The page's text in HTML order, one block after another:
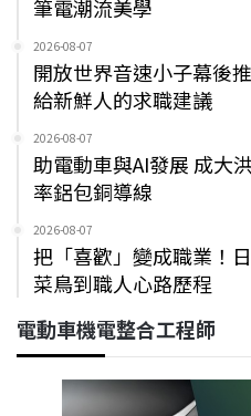
筆電潮流美學
2026-08-07
開放世界音速小子幕後
給新鮮人的求職建議
2026-08-07
助電動車與AI發展 成大
率鋁包銅導線
2026-08-07
把「喜歡」變成職業！
菜鳥到職人心路歷程
電動車機電整合工程師